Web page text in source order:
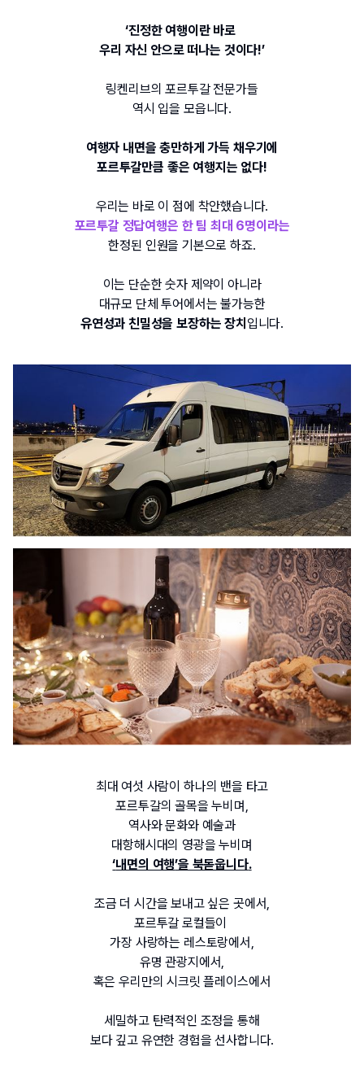
‘진정한 여행이란 바로
우리 자신 안으로 떠나는 것이다!’
링켄리브의 포르투갈 전문가들
역시 입을 모읍니다.
여행자 내면을 충만하게 가득 채우기에
포르투갈만큼 좋은 여행지는 없다!
우리는 바로 이 점에 착안했습니다.
포르투갈 정답여행은 한 팀 최대 6명이라는
한정된 인원을 기본으로 하죠.
이는 단순한 숫자 제약이 아니라
대규모 단체 투어에서는 불가능한
유연성과 친밀성을 보장하는 장치 입니다.
최대 여섯 사람이 하나의 밴을 타고
포르투갈의 골목을 누비며
역사와 문화와 예술과
대항해시대의 영광을 누비며
‘내면의 여행’을 북돋웁니다.
조금 더 시간을 보내고 싶은 곳에서,
포르투갈 로컬들이
가장 사랑하는 레스토랑에서,
유명 관광지에서,
혹은 우리만의 시크릿 플레이스에서
세밀하고 탄력적인 조정을 통해
보다 깊고 유연한 경험을 선사합니다.